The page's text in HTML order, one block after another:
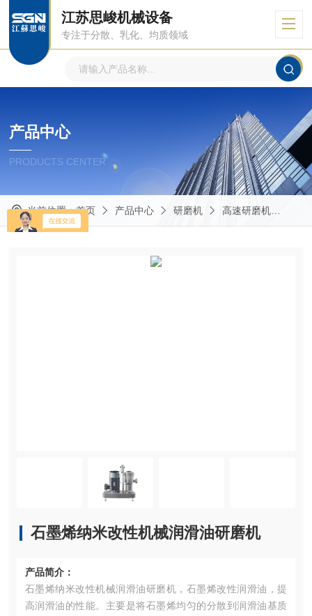
江苏思峻机械设备
专注于分散、乳化、均质领域
产品中心
PRODUCTS CENTER
当前位置：首页 产品中心 研磨机 高速研磨机
石墨烯纳米改性机械润滑油研磨机
产品简介：
石墨烯纳米改性机械润滑油研磨机，石墨烯改性润滑油，提
高润滑油的性能。主要是将石墨烯均匀的分散到润滑油基质